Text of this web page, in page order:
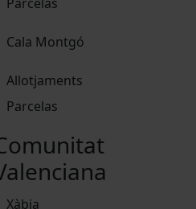
Cala Montgó
Allotjaments
Parcelas
Xàbia